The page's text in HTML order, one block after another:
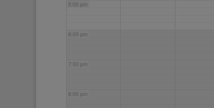
5:00 pm
6:00 pm
7:00 pm
8:00 pm